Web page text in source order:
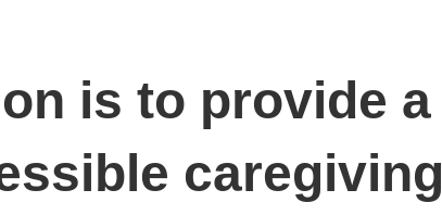
is to provide a
caregiving